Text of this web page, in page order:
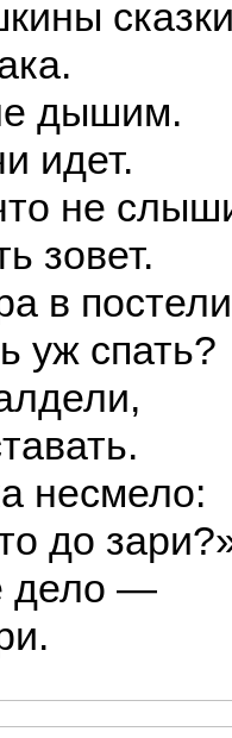
дышим.
идет.
не
зовет.
в
уж спать?
несмело:
до
дело —